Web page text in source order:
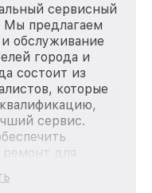
сервисный
Мы предлагаем
обслуживание
города и
состоит из
которые
сервис.
ремонт для
LG, вне
Мы